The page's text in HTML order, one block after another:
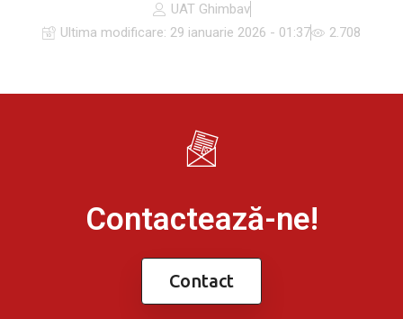
UAT Ghimbav
Ultima modificare: 29 ianuarie 2026 - 01:37 2.708
Contactează-ne!
Contact